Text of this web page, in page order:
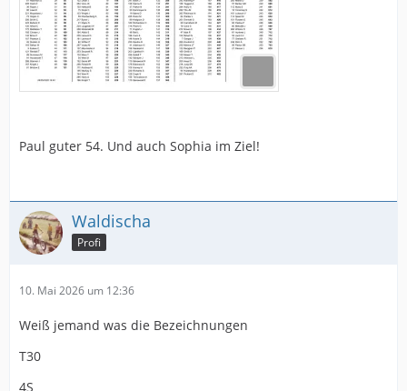
Paul guter 54. Und auch Sophia im Ziel!
Waldischa
Profi
10. Mai 2026 um 12:36
Weiß jemand was die Bezeichnungen
T30
4S